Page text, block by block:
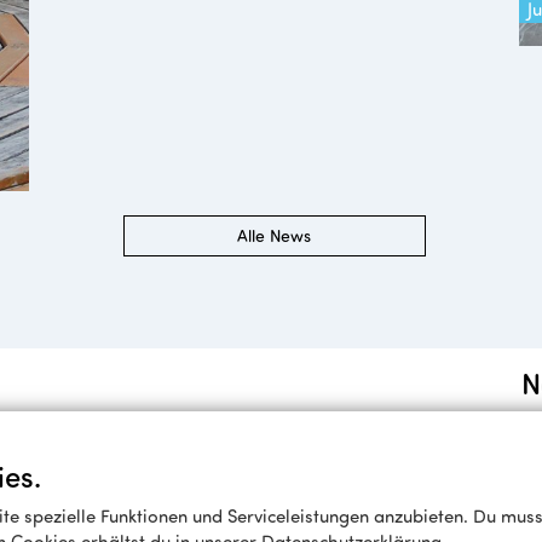
spezielle Funktionen und Serviceleistungen anzubieten. Du
Alle News